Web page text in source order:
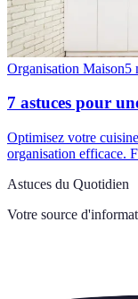
Organisation Maison5
7 astuces pour
Optimisez votre
organisation efficace.
Astuces du Quotidien
Votre source